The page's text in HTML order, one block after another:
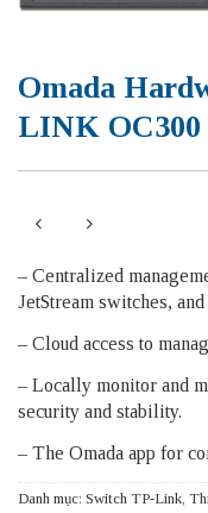
Omada
LINK OC300
– Centralized
JetStream switches,
– Cloud access to
– Locally monitor and
security and stability.
– The Omada app for
Danh mục: Switch TP-Link,